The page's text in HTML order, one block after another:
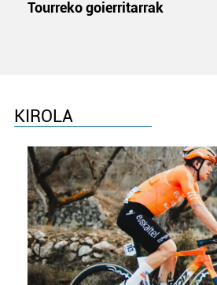
Tourreko goierritarrak
KIROLA